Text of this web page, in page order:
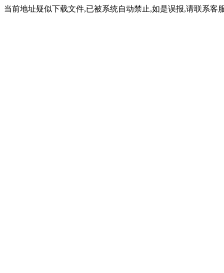
当前地址疑似下载文件,已被系统自动禁止,如是误报,请联系客